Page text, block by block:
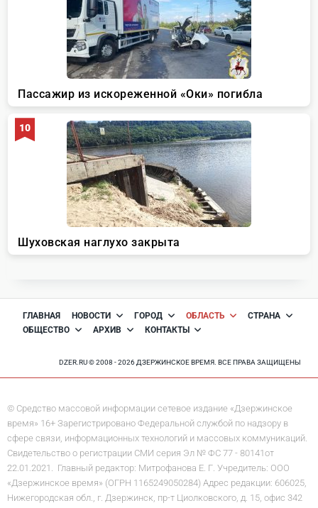
ГЛАВНАЯ НОВОСТИ ГОРОД ОБЛАСТЬ
СТРАНА
ОБЩЕСТВО
АРХИВ КОНТАКТЫ
DZER.RU © 2008 - 2026 ДЗЕРЖИНСКОЕ ВРЕМЯ. ВСЕ ПРАВА ЗАЩИЩЕНЫ
© Средство массовой информации сетевое издание «Дзержинское
время» 16+ Зарегистрировано Федеральной службой по надзору в
сфере связи, информационных технологий и массовых коммуникаций.
Свидетельство о регистрации СМИ серия Эл № ФС 77 - 80141от
22.01.2021. Главный редактор: Митрофанова Е. Г. Учредитель: ООО
«Дзержинское время» (ОГРН 1165249050284) Адрес редакции: 606025,
Нижегородская обл., г. Дзержинск, пр-т Циолковского, д. 15, офис 342